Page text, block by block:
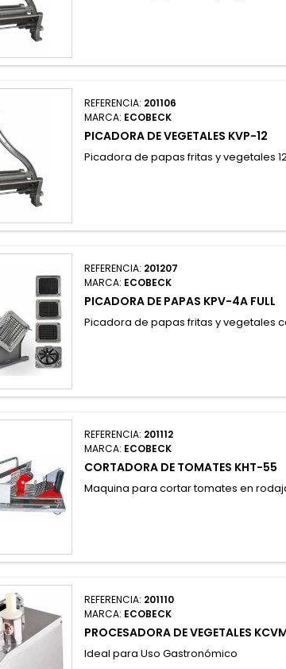
REFERENCIA: 201106
MARCA: ECOBECK
PICADORA DE VEGETALES KVP-12
Picadora de papas fritas y vegetales
REFERENCIA: 201207
MARCA: ECOBECK
PICADORA DE PAPAS KPV-4A FULL
Picadora de papas fritas y vegetales
REFERENCIA: 201112
MARCA: ECOBECK
CORTADORA DE TOMATES KHT-55
Maquina para cortar tomates en
REFERENCIA: 201110
MARCA: ECOBECK
PROCESADORA DE VEGETALES
Ideal para Uso Gastronómico